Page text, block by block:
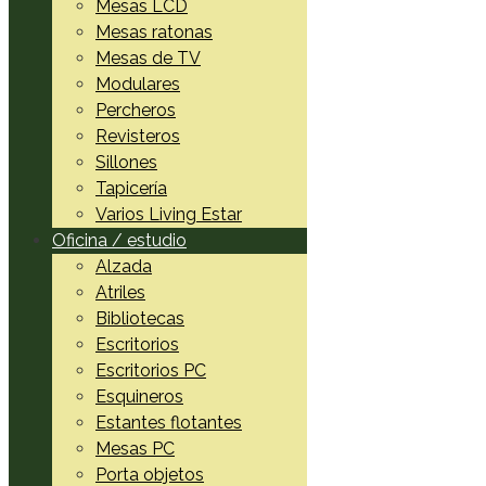
Mesas LCD
Mesas ratonas
Mesas de TV
Modulares
Percheros
Revisteros
Sillones
Tapicería
Varios Living Estar
Oficina / estudio
Alzada
Atriles
Bibliotecas
Escritorios
Escritorios PC
Esquineros
Estantes flotantes
Mesas PC
Porta objetos